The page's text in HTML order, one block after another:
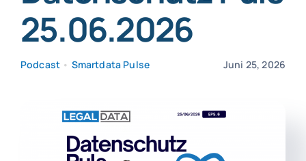
SmartData
Jetzt absichern
25.06.2026
Podcast • Smartdata Pulse Juni 25, 2026